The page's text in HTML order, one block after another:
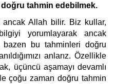
doğru tahmin edebilmek.
Allah bilir. Biz kullar,
yorumlayarak ancak
bu tahminleri doğru
anlarız. Özellikle
üçüncü aşamayı devamlı
çoğu zaman doğru tahmin